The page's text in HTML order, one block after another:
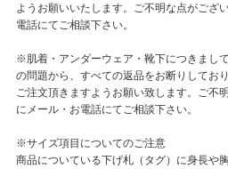
ようお願いいたします。ご不明な点がござ
電話にてご相談下さい。
※肌着・アンダーウェア・靴下につきまし
の問題から、すべての返品をお断りしてお
ご注文頂きますようお願い致します。ご不
にメール・お電話にてご相談下さい。
※サイズ項目についてのご注意
商品についている下げ札（タグ）に身長や